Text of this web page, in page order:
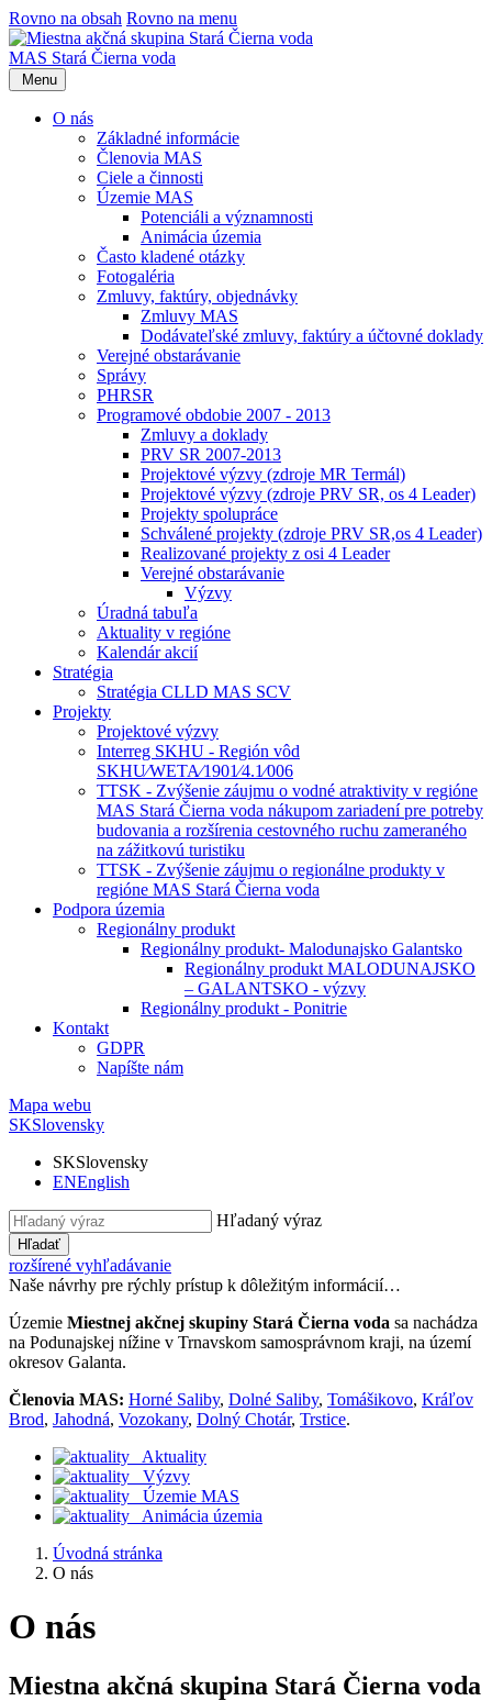
Rovno na obsah Rovno na menu
MAS Stará Čierna voda
Menu
O nás
Základné informácie
Členovia MAS
Ciele a činnosti
Územie MAS
Potenciáli a významnosti
Animácia územia
Často kladené otázky
Fotogaléria
Zmluvy, faktúry, objednávky
Zmluvy MAS
Dodávateľské zmluvy, faktúry a účtovné doklady
Verejné obstarávanie
Správy
PHRSR
Programové obdobie 2007 - 2013
Zmluvy a doklady
PRV SR 2007-2013
Projektové výzvy (zdroje MR Termál)
Projektové výzvy (zdroje PRV SR, os 4 Leader)
Projekty spolupráce
Schválené projekty (zdroje PRV SR,os 4 Leader)
Realizované projekty z osi 4 Leader
Verejné obstarávanie
Výzvy
Úradná tabuľa
Aktuality v regióne
Kalendár akcií
Stratégia
Stratégia CLLD MAS SCV
Projekty
Projektové výzvy
Interreg SKHU - Región vôd
SKHU⁄WETA⁄1901⁄4.1⁄006
TTSK - Zvýšenie záujmu o vodné atraktivity v regióne
MAS Stará Čierna voda nákupom zariadení pre potreby
budovania a rozšírenia cestovného ruchu zameraného
na zážitkovú turistiku
TTSK - Zvýšenie záujmu o regionálne produkty v
regióne MAS Stará Čierna voda
Podpora územia
Regionálny produkt
Regionálny produkt- Malodunajsko Galantsko
Regionálny produkt MALODUNAJSKO
– GALANTSKO - výzvy
Regionálny produkt - Ponitrie
Kontakt
GDPR
Napíšte nám
Mapa webu
SKSlovensky
SKSlovensky
ENEnglish
Hľadaný výraz
Hľadať
rozšírené vyhľadávanie
Naše návrhy pre rýchly prístup k dôležitým informácií…
Územie Miestnej akčnej skupiny Stará Čierna voda sa nachádza
na Podunajskej nížine v Trnavskom samosprávnom kraji, na území
okresov Galanta.
Členovia MAS: Horné Saliby, Dolné Saliby, Tomášikovo, Kráľov
Brod, Jahodná, Vozokany, Dolný Chotár, Trstice.
Aktuality
Výzvy
Územie MAS
Animácia územia
Úvodná stránka
O nás
O nás
Miestna akčná skupina Stará Čierna voda